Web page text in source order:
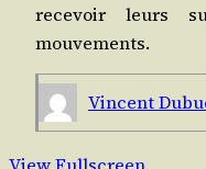
rece­voir leurs
mouvements.
Vincent